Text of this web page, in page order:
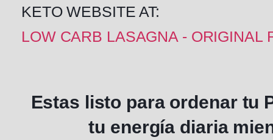
KETO WEBSITE AT:
LOW CARB LASAGNA - ORIGINAL
Estas listo para ordenar tu
tu energía diaria